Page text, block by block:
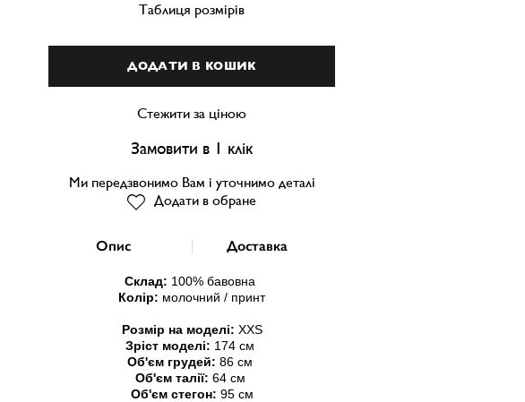
Таблиця розмірів
ДОДАТИ В КОШИК
Стежити за ціною
Замовити в 1 клік
Ми передзвонимо Вам і уточнимо деталі
Додати в обране
Опис Доставка
Склад: 100% бавовна
Колір: молочний / принт
Розмір на моделі: ХХS
Зріст моделі: 174 см
Об'єм грудей: 86 см
Об'єм талії: 64 см
Об'єм стегон: 95 см